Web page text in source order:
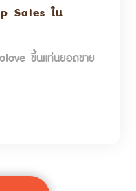
Sales ใน
ขึ้นแท่นยอดขาย